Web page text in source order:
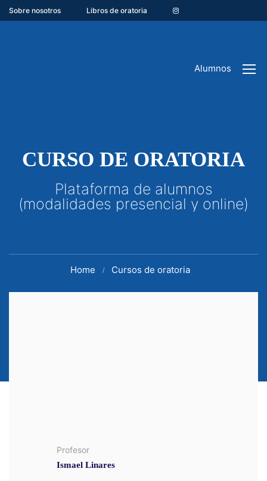
Sobre nosotros Libros de oratoria
Alumnos
CURSO DE ORATORIA
Plataforma de alumnos
(modalidades presencial y online)
Home Cursos de oratoria
Profesor
Ismael Linares